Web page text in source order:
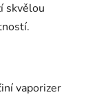
skvělou
vaporizer